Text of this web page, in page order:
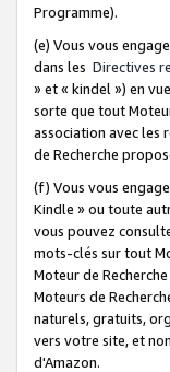
Programme).
(e) Vous vous
dans les Directives
» et « kindel ») en
sorte que tout
association avec les
de Recherche
(f) Vous vous
Kindle » ou toute
vous pouvez
mots-clés sur tout
Moteur de
Moteurs de
naturels, gratuits,
vers votre site, et
d'Amazon.